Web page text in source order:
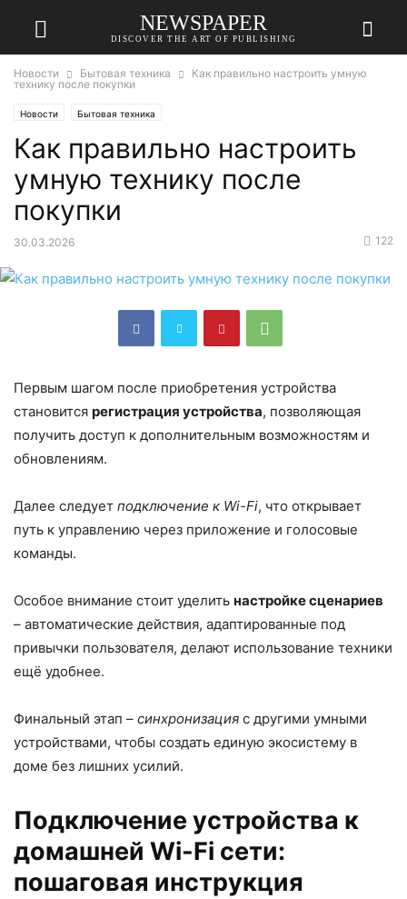
NEWSPAPER
DISCOVER THE ART OF PUBLISHING
Новости Бытовая техника
Как правильно настроить умную
технику после покупки
Новости Бытовая техника
Как правильно настроить
умную технику после
покупки
30.03.2026 122
Первым шагом после приобретения устройства
становится регистрация устройства, позволяющая
получить доступ к дополнительным возможностям и
обновлениям.
Далее следует подключение к Wi-Fi, что открывает
путь к управлению через приложение и голосовые
команды.
Особое внимание стоит уделить настройке сценариев
– автоматические действия, адаптированные под
привычки пользователя, делают использование техники
ещё удобнее.
Финальный этап – синхронизация с другими умными
устройствами, чтобы создать единую экосистему в
доме без лишних усилий.
Подключение устройства к
домашней Wi-Fi сети:
пошаговая инструкция